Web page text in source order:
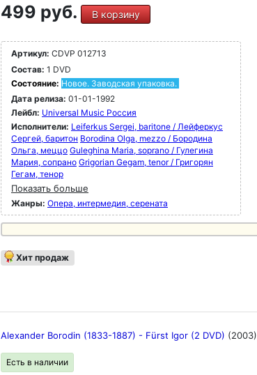
499 руб. В корзину
Артикул: CDVP 012713
Состав: 1 DVD
Состояние: Новое. Заводская упаковка.
Дата релиза: 01-01-1992
Лейбл: Universal Music Россия
Исполнители: Leiferkus Sergei, baritone / Лейферкус
Сергей, баритон Borodina Olga, mezzo / Бородина
Ольга, меццо Guleghina Maria, soprano / Гулегина
Мария, сопрано Grigorian Gegam, tenor / Григорян
Гегам, тенор
Показать больше
Жанры: Опера, интермедия, серената
Хит продаж
Alexander Borodin (1833-1887) - Fürst Igor (2 DVD) (2003)
Есть в наличии